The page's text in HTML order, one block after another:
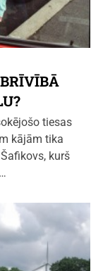
tiesas
kājām tika
kurš